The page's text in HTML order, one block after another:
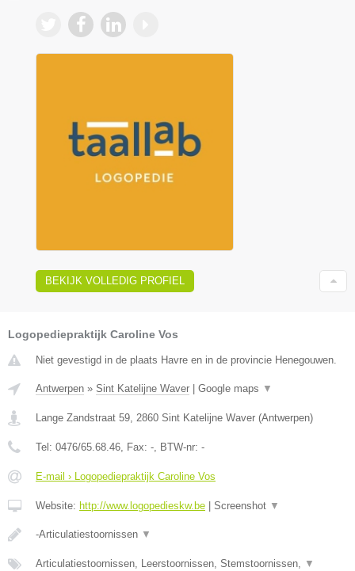
BEKIJK VOLLEDIG PROFIEL
Logopediepraktijk Caroline Vos
Niet gevestigd in de plaats Havre en in de provincie Henegouwen.
Antwerpen » Sint Katelijne Waver Google maps ▼
Lange Zandstraat 59, 2860 Sint Katelijne Waver (Antwerpen)
Tel: 0476/65.68.46, Fax: -, BTW-nr: -
E-mail › Logopediepraktijk Caroline Vos
Website: http://www.logopedieskw.be Screenshot ▼
-Articulatiestoornissen ▼
Articulatiestoornissen, Leerstoornissen, Stemstoornissen, ▼